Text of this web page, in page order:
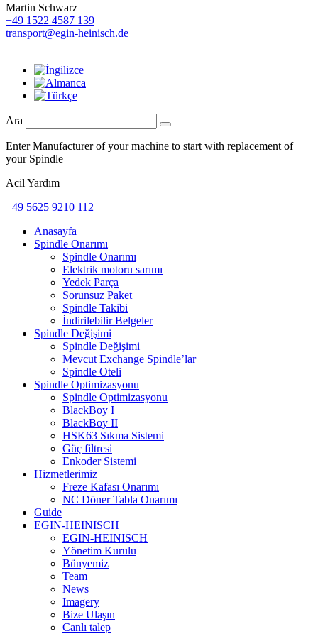
Martin Schwarz
+49 1522 4587 139
transport@egin-heinisch.de
Ara
Enter Manufacturer of your machine to start with replacement of
your Spindle
Acil Yardım
+49 5625 9210 112
Anasayfa
Spindle Onarımı
Spindle Onarımı
Elektrik motoru sarımı
Yedek Parça
Sorunsuz Paket
Spindle Takibi
İndirilebilir Belgeler
Spindle Değişimi
Spindle Değişimi
Mevcut Exchange Spindle’lar
Spindle Oteli
Spindle Optimizasyonu
Spindle Optimizasyonu
BlackBoy I
BlackBoy II
HSK63 Sıkma Sistemi
Güç filtresi
Enkoder Sistemi
Hizmetlerimiz
Freze Kafası Onarımı
NC Döner Tabla Onarımı
Guide
EGIN-HEINISCH
EGIN-HEINISCH
Yönetim Kurulu
Bünyemiz
Team
News
Imagery
Bize Ulaşın
Canlı talep